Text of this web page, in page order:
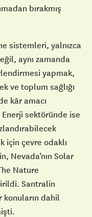
bırakmış
sistemleri, yalnızca
aynı zamanda
yapmak,
ve toplum sağlığı
kâr amacı
sektöründe ise
için çevre odaklı
Nevada’nın Solar
Nature
Santralin
dahil